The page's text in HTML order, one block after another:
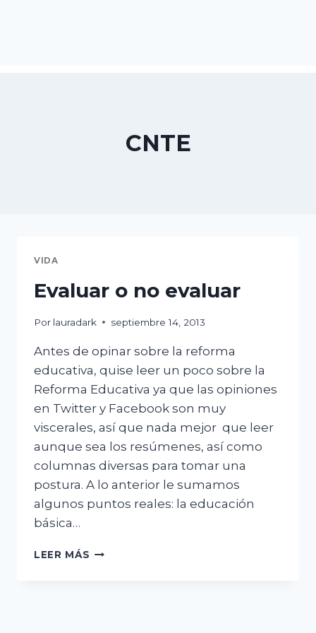
CNTE
VIDA
Evaluar o no evaluar
Por lauradark septiembre 14, 2013
Antes de opinar sobre la reforma
educativa, quise leer un poco sobre la
Reforma Educativa ya que las opiniones
en Twitter y Facebook son muy
viscerales, así que nada mejor que leer
aunque sea los resúmenes, así como
columnas diversas para tomar una
postura. A lo anterior le sumamos
algunos puntos reales: la educación
básica…
LEER MÁS EVALUAR